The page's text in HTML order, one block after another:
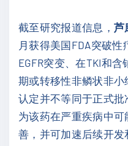
截至研究报道信息， 芦
月获得美国FDA突破
EGFR突变、在TKI和
期或转移性非鳞状非
认定并不等同于正式
为该药在严重疾病中
善，并可加速后续开发